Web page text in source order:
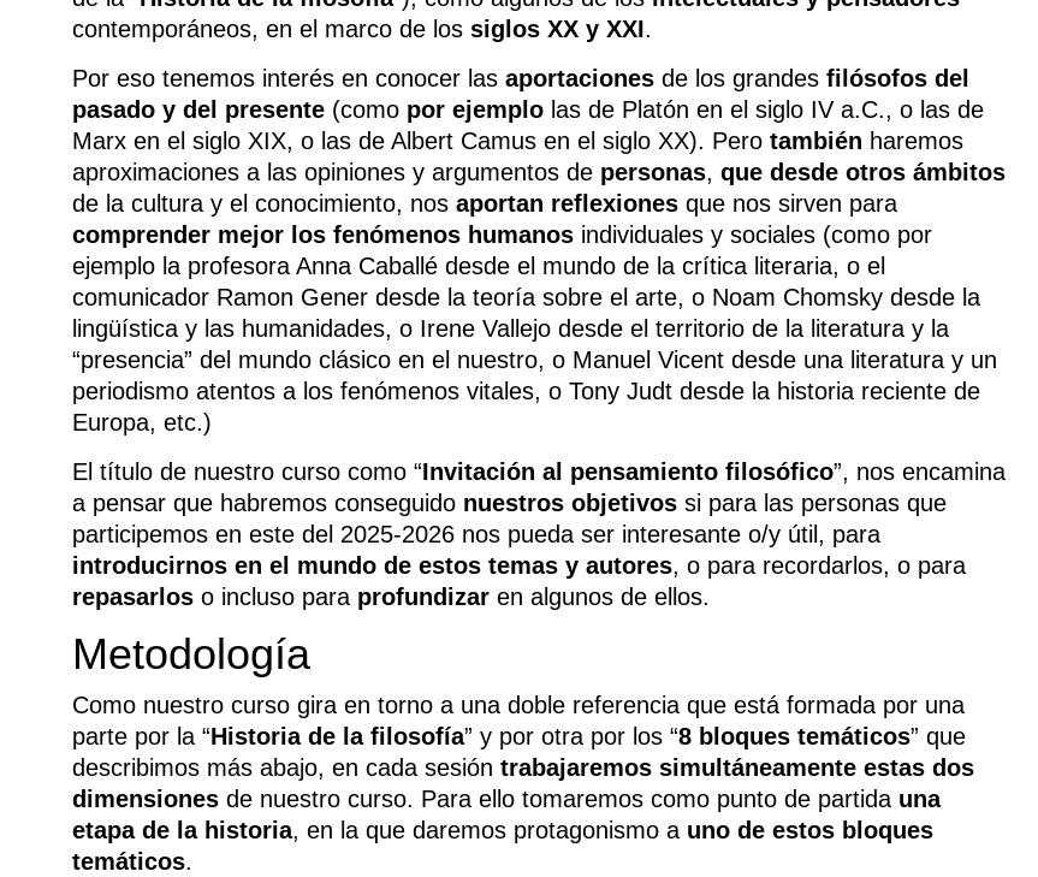
contemporáneos, en el marco de los siglos XX y XXI.
Por eso tenemos interés en conocer las aportaciones de los grandes filósofos del
pasado y del presente (como por ejemplo las de Platón en el siglo IV a.C., o las de
Marx en el siglo XIX, o las de Albert Camus en el siglo XX). Pero también haremos
aproximaciones a las opiniones y argumentos de personas, que desde otros ámbitos
de la cultura y el conocimiento, nos aportan reflexiones que nos sirven para
comprender mejor los fenómenos humanos individuales y sociales (como por
ejemplo la profesora Anna Caballé desde el mundo de la crítica literaria, o el
comunicador Ramon Gener desde la teoría sobre el arte, o Noam Chomsky desde la
lingüística y las humanidades, o Irene Vallejo desde el territorio de la literatura y la
“presencia” del mundo clásico en el nuestro, o Manuel Vicent desde una literatura y un
periodismo atentos a los fenómenos vitales, o Tony Judt desde la historia reciente de
Europa, etc.)
El título de nuestro curso como “Invitación al pensamiento filosófico”, nos encamina
a pensar que habremos conseguido nuestros objetivos si para las personas que
participemos en este del 2025-2026 nos pueda ser interesante o/y útil, para
introducirnos en el mundo de estos temas y autores, o para recordarlos, o para
repasarlos o incluso para profundizar en algunos de ellos.
Metodología
Como nuestro curso gira en torno a una doble referencia que está formada por una
parte por la “Historia de la filosofía” y por otra por los “8 bloques temáticos” que
describimos más abajo, en cada sesión trabajaremos simultáneamente estas dos
dimensiones de nuestro curso. Para ello tomaremos como punto de partida una
etapa de la historia, en la que daremos protagonismo a uno de estos bloques
temáticos.